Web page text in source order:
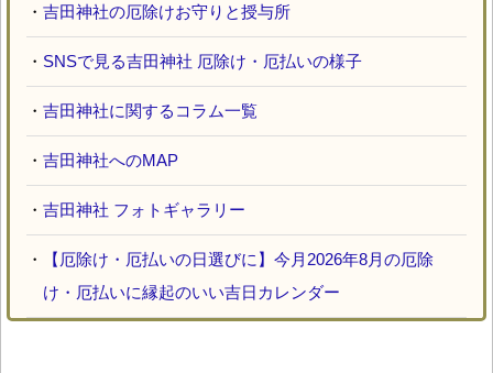
・ 吉田神社の厄除けお守りと授与所
・ SNSで見る吉田神社 厄除け・厄払いの様子
・ 吉田神社に関するコラム一覧
・ 吉田神社へのMAP
・ 吉田神社 フォトギャラリー
・
【厄除け・厄払いの日選びに】今月2026年8月の厄除
け・厄払いに縁起のいい吉日カレンダー